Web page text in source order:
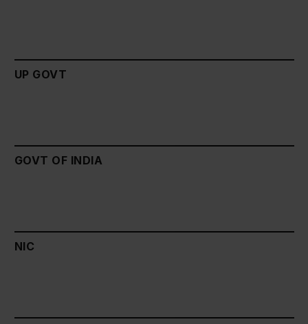
UP GOVT
GOVT OF INDIA
NIC